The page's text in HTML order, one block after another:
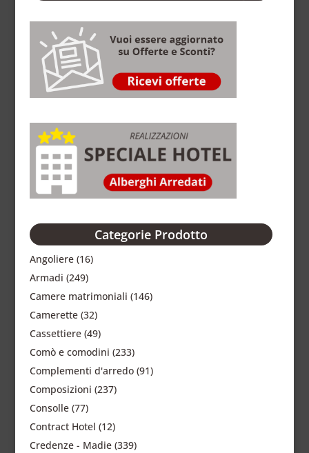
Categorie Prodotto
Angoliere (16)
Armadi (249)
Camere matrimoniali (146)
Camerette (32)
Cassettiere (49)
Comò e comodini (233)
Complementi d'arredo (91)
Composizioni (237)
Consolle (77)
Contract Hotel (12)
Credenze - Madie (339)